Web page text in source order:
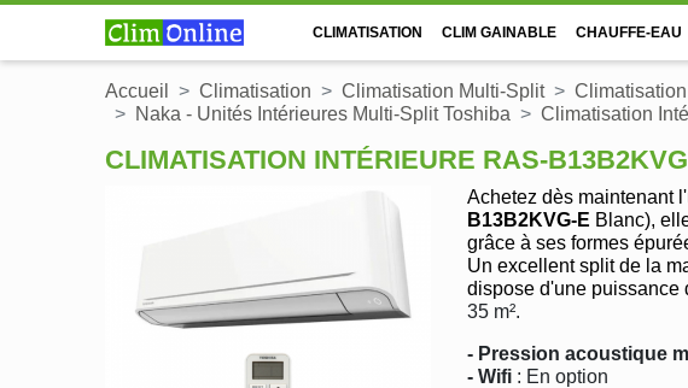
CLIMATISATION CLIM GAINABLE CHAUFFE-EAU
Accueil Climatisation Climatisation Multi-Split
Naka - Unités Intérieures Multi-Split Toshiba
Climatisation
CLIMATISATION INTÉRIEURE RAS-
Achetez dès maintenant
B13B2KVG-E Blanc),
grâce à ses formes
Un excellent split de la
dispose d'une puissance
35 m².
- Pression acoustique
- Wifi : En option